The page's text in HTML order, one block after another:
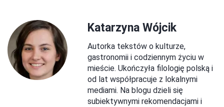
Katarzyna Wójcik
Autorka tekstów o kulturze,
gastronomii i codziennym życiu w
mieście. Ukończyła filologię polską i
od lat współpracuje z lokalnymi
mediami. Na blogu dzieli się
subiektywnymi rekomendacjami i